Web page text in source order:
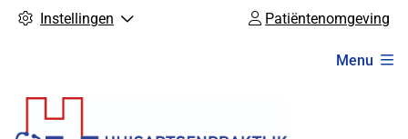
Instellingen Patiëntenomgeving
Menu